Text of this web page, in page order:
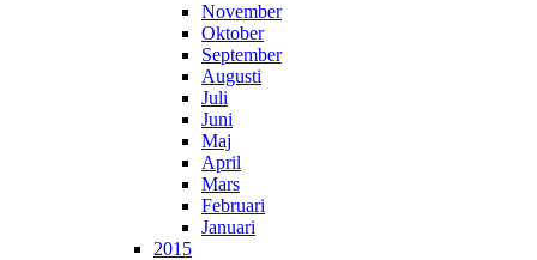
November
Oktober
September
Augusti
Juli
Juni
Maj
April
Mars
Februari
Januari
2015